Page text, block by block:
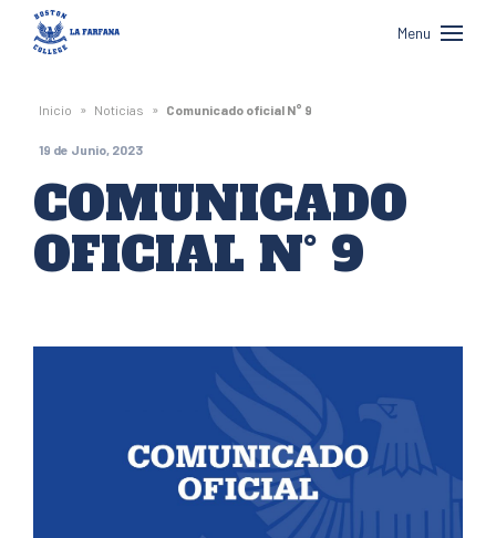
Boston
College
La
Farfana
Menu
Inicio » Noticias » Comunicado oficial N° 9
19 de Junio, 2023
COMUNICADO
OFICIAL N° 9